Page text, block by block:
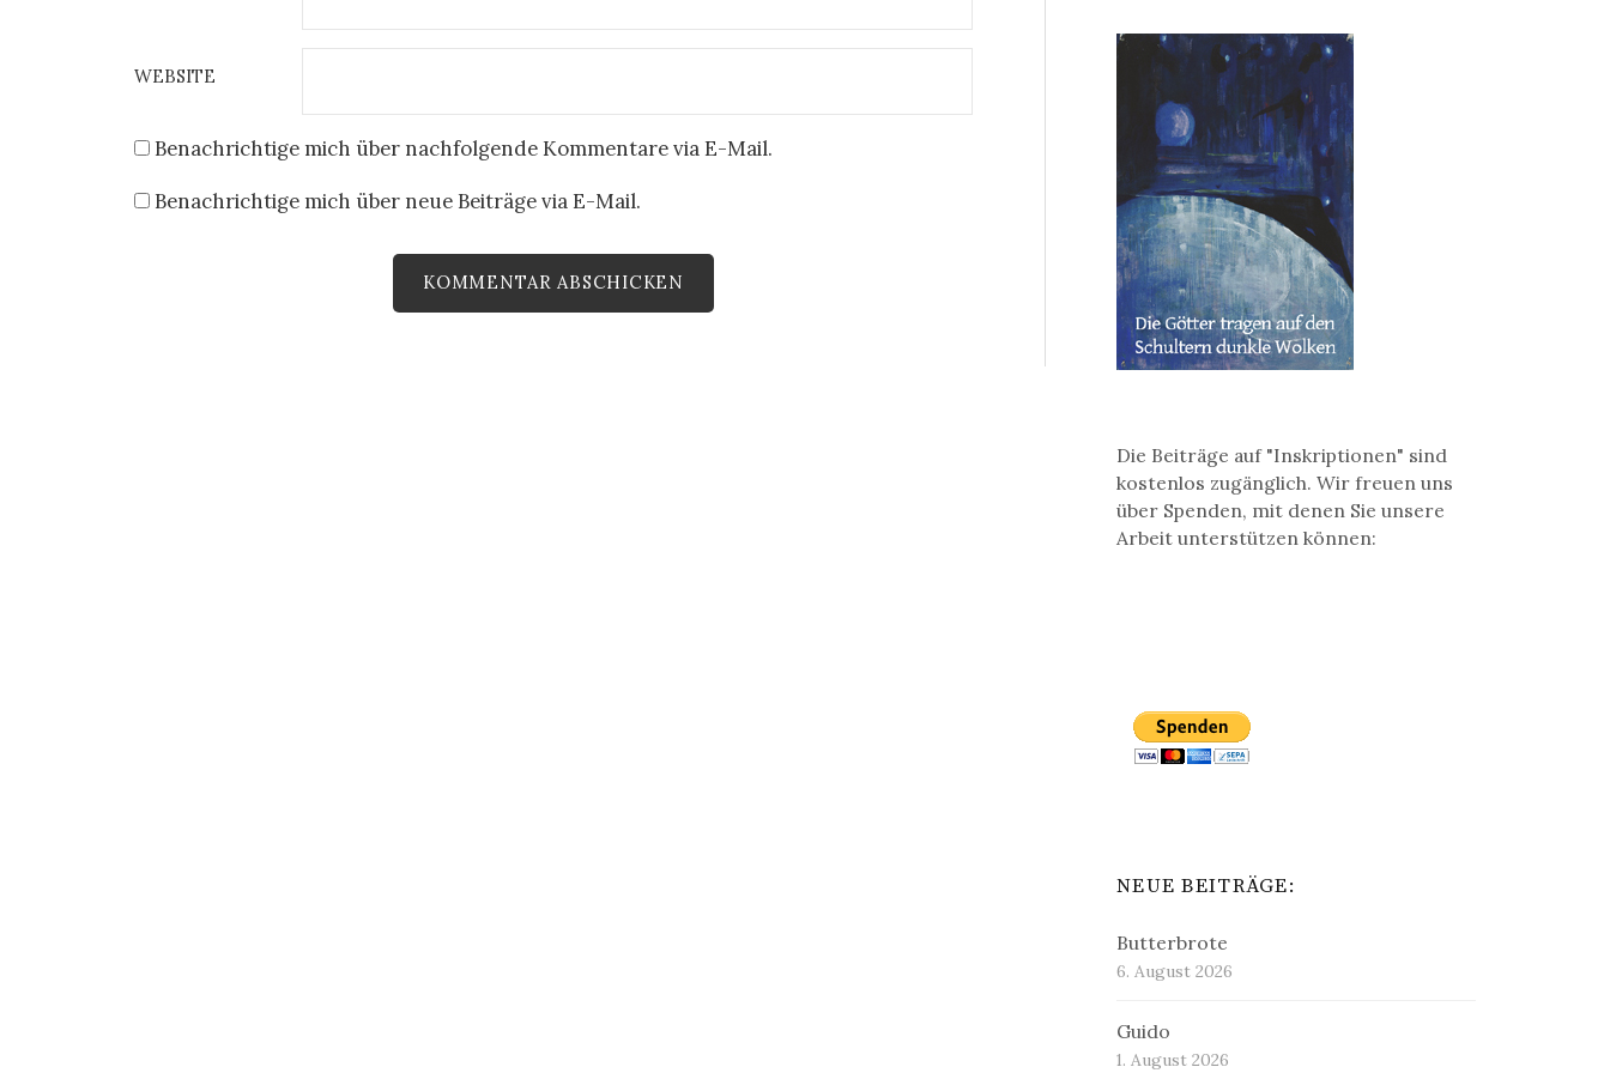
WEBSITE
Benachrichtige mich über nachfolgende Kommentare via E-Mail.
Benachrichtige mich über neue Beiträge via E-Mail.
Die Beiträge auf "Inskriptionen" sind
kostenlos zugänglich. Wir freuen uns
über Spenden, mit denen Sie unsere
Arbeit unterstützen können:
NEUE BEITRÄGE:
Butterbrote
6. August 2026
Guido
1. August 2026